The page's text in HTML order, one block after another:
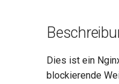
Dies ist ein
blockierende